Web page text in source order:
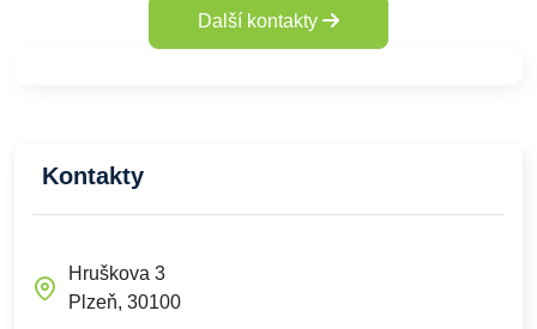
Další kontakty
Kontakty
Hruškova 3
Plzeň, 30100